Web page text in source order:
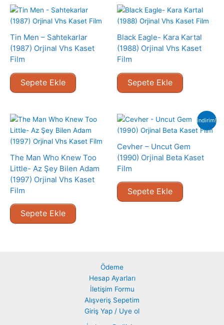
Tin Men – Sahtekarlar
(1987) Orjinal Vhs Kaset
Film
Sepete Ekle
Black Eagle- Kara Kartal
(1988) Orjinal Vhs Kaset
Film
Sepete Ekle
The Man Who Knew Too
Little- Az Şey Bilen Adam
(1997) Orjinal Vhs Kaset
Film
Sepete Ekle
indirim!
Cevher – Uncut Gem
(1990) Orjinal Beta Kaset
Film
Sepete Ekle
Ödeme
Hesap Ayarları
İletişim Formu
Alışveriş Sepetim
Giriş Yap / Uye ol